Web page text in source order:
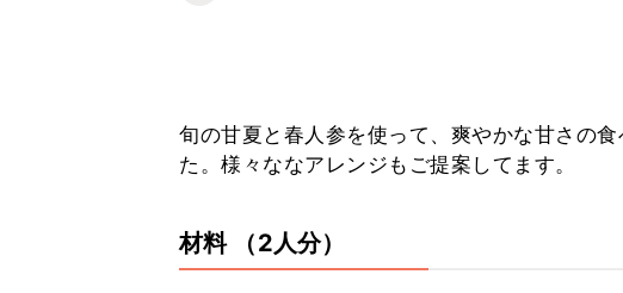
旬の甘夏と春人参を使って、爽やかな甘さの
た。様々ななアレンジもご提案してます。
材料 （2人分）